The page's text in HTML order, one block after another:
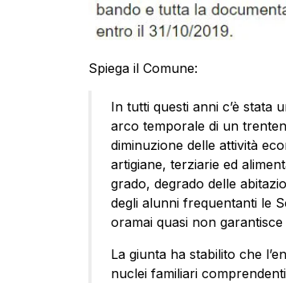
Spiega il Comune:
In tutti questi anni c’è stata
arco temporale di un
diminuzione delle attività
artigiane, terziarie ed
grado, degrado delle
degli alunni frequentanti le
oramai quasi non
La giunta ha stabilito che
nuclei familiari